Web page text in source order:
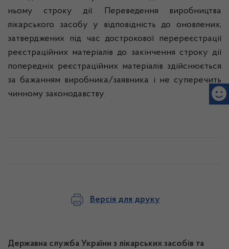
ньому строку дії. Переведення виробництва
лікарського засобу у відповідність до оновлених,
затверджених під час дострокової перереєстрації
реєстраційних матеріалів до закінчення строку дії
попередніх реєстраційних матеріалів здійснюється
за бажанням виробника/заявника і не суперечить
чинному законодавству.
Версія для друку
Державна служба України з лікарських засобів та